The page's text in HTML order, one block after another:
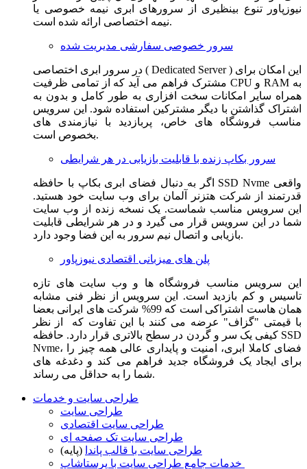
نیوزپاور تنوع بینظیری از سرورهای ابری نیمه خصوصی یا
نیمه اختصاصی ارائه شده است.
سرور خصوصی سفارشی مدیریت شده
در سرور ابری اختصاصی ( Dedicated Server ) این امکان برای
مشترک فراهم می آید که از تمامی ظرفیت CPU و RAM به
همراه سایر امکانات سخت افزاری به طور کامل و بدون به
اشتراک گذاشتن با دیگر مشترکین استفاده شود. این سرویس
مناسب فروشگاه های خاص، پربازدید با نیازمندی های
بخصوص است.
سرور بکاپ زنده با قابلیت بازیابی در هر شرایطی
اگر به دنبال فضای ابری بکاپ با حافظه SSD Nvme واقعی
قدرتمند از شرکت هتزنر آلمان برای وب سایت خود هستید.
این سرویس مناسب شماست. یک نسخه زنده از وب سایت
شما در این سرویس قرار می گیرد و در هر شرایطی قابلیت
بازیابی و اتصال نیم سرور به این فضا وجود دارد.
پلن های میزبانی اقتصادی نیوزپاور
این سرویس مناسب فروشگاه ها و وب سایت های تازه
تاسیس و کم بازدید است. این سرویس از نظر فنی مشابه
همان هاست اشتراکی است که 99% شرکت های ایرانی بعضا
با قیمتی "گزاف" عرضه می کنند با این تفاوت که از نظر
کیفی یک سر و گردن در سطح بالاتری قرار دارد. حافظه SSD
Nvme، فضای کاملا ابری، امنیت و پایداری عالی همه چیز را
برای ایجاد یک فروشگاه جدید فراهم می کند و دغدغه های
شما را به حداقل می رساند.
طراحی سایت و خدمات
طراحی سایت
طراحی سایت اقتصادی
طراحی سایت تک صفحه ای
طراحی سایت با قالب پاندا (پایه)